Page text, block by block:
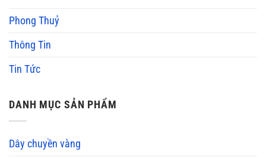
Phong Thuỷ
Thông Tin
Tin Tức
DANH MỤC SẢN PHẨM
Dây chuyền vàng